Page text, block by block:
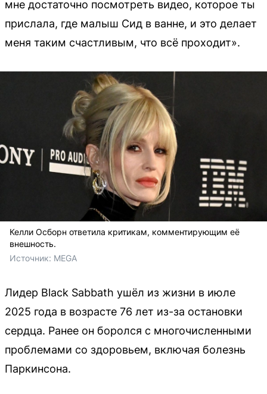
мне достаточно посмотреть видео, которое ты
прислала, где малыш Сид в ванне, и это делает
меня таким счастливым, что всё проходит».
Келли Осборн ответила критикам, комментирующим её
внешность.
Источник: MEGA
Лидер Black Sabbath ушёл из жизни в июле
2025 года в возрасте 76 лет из-за остановки
сердца. Ранее он боролся с многочисленными
проблемами со здоровьем, включая болезнь
Паркинсона.